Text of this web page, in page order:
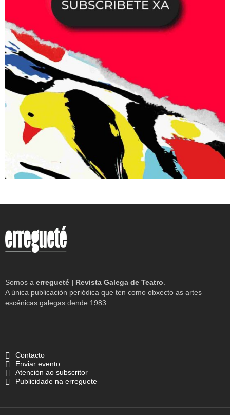
Somos a erregueté | Revista Galega de Teatro.
A única publicación periódica que ten como obxecto as artes
escénicas galegas dende 1983.
Contacto
Enviar evento
Atención ao subscritor
Publicidade na erreguete